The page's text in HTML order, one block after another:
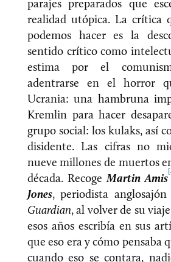
parajes preparados que
realidad utópica. La crítica
podemos hacer es la
sentido crítico como
estima por el
adentrarse en el horror
Ucrania: una hambruna
Kremlin para hacer
grupo social: los kulaks, así
disidente. Las cifras no
nueve millones de muertos
década. Recoge Martin Amis
Jones, periodista
Guardian, al volver de su
esos años escribía en sus
que eso era y cómo pensaba
cuando eso se contara,